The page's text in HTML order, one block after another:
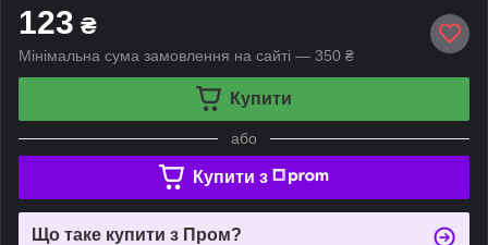
123 ₴
Мінімальна сума замовлення на сайті — 350 ₴
Купити
або
Купити з
Що таке купити з Пром?